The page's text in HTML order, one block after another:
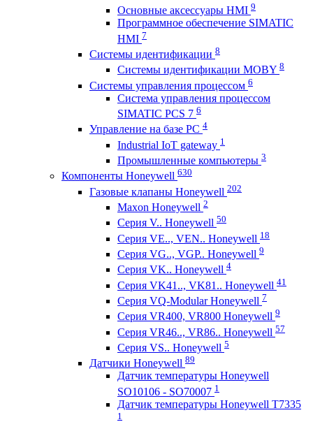
Основные аксессуары HMI 9
Программное обеспечение SIMATIC
HMI 7
Системы идентификации 8
Системы идентификации MOBY 8
Системы управления процессом 6
Система управления процессом
SIMATIC PCS 7 6
Управление на базе РС 4
Industrial IoT gateway 1
Промышленные компьютеры 3
Компоненты Honeywell 630
Газовые клапаны Honeywell 202
Maxon Honeywell 2
Серия V.. Honeywell 50
Серия VE.., VEN.. Honeywell 18
Серия VG.., VGP.. Honeywell 9
Серия VK.. Honeywell 4
Серия VK41.., VK81.. Honeywell 41
Серия VQ-Modular Honeywell 7
Серия VR400, VR800 Honeywell 9
Серия VR46.., VR86.. Honeywell 57
Серия VS.. Honeywell 5
Датчики Honeywell 89
Датчик температуры Honeywell
SO10106 - SO70007 1
Датчик температуры Honeywell T7335
1